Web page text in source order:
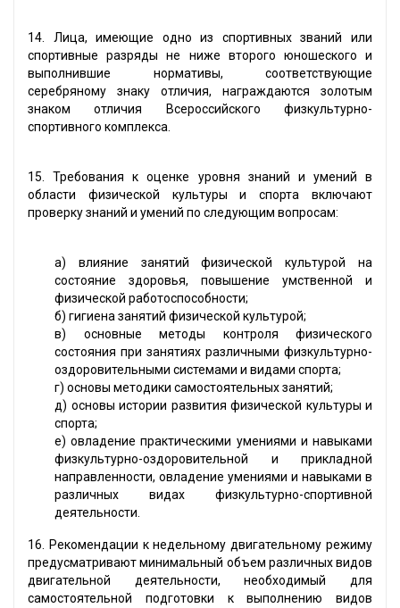
14. Лица, имеющие одно из спортивных званий или
спортивные разряды не ниже второго юношеского и
выполнившие нормативы, соответствующие
серебряному знаку отличия, награждаются золотым
знаком отличия Всероссийского физкультурно-
спортивного комплекса.
15. Требования к оценке уровня знаний и умений в
области физической культуры и спорта включают
проверку знаний и умений по следующим вопросам:
а) влияние занятий физической культурой на
состояние здоровья, повышение умственной и
физической работоспособности;
б) гигиена занятий физической культурой;
в) основные методы контроля физического
состояния при занятиях различными физкультурно-
оздоровительными системами и видами спорта;
г) основы методики самостоятельных занятий;
д) основы истории развития физической культуры и
спорта;
е) овладение практическими умениями и навыками
физкультурно-оздоровительной и прикладной
направленности, овладение умениями и навыками в
различных видах физкультурно-спортивной
деятельности.
16. Рекомендации к недельному двигательному режиму
предусматривают минимальный объем различных видов
двигательной деятельности, необходимый для
самостоятельной подготовки к выполнению видов